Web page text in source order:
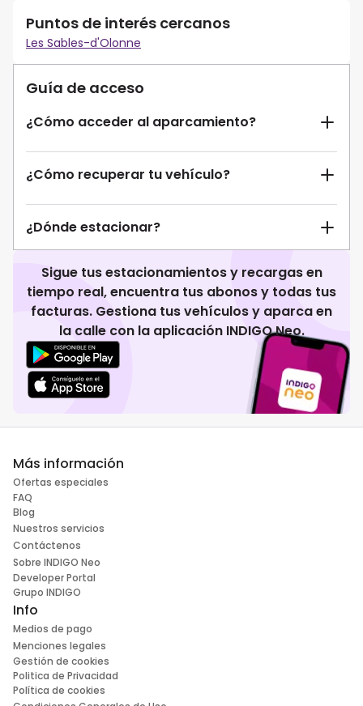
Puntos de interés cercanos
Les Sables-d'Olonne
Guía de acceso
¿Cómo acceder al aparcamiento?
¿Cómo recuperar tu vehículo?
¿Dónde estacionar?
Sigue tus estacionamientos y recargas en
tiempo real, encuentra tus abonos y todas tus
facturas. Gestiona tus vehículos y aparca en
la calle con la aplicación INDIGO Neo.
Más información
Ofertas especiales
FAQ
Blog
Nuestros servicios
Contáctenos
Sobre INDIGO Neo
Developer Portal
Grupo INDIGO
Info
Medios de pago
Menciones legales
Gestión de cookies
Politica de Privacidad
Política de cookies